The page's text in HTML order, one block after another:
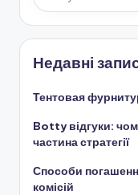
Недавні
Тентовая
Botty відгуки:
частина стратегії
Способи
комісій